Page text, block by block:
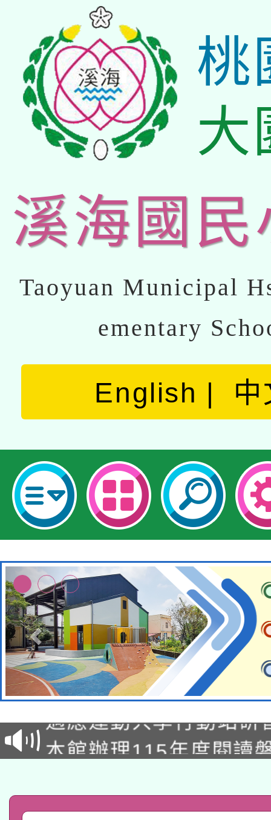
桃
大
溪海國民
Taoyuan Municipal
ementary
English 中
本校115學年度第2次
招)
本館辦理115年度閱讀
礎課程
A3數位素養講師名單